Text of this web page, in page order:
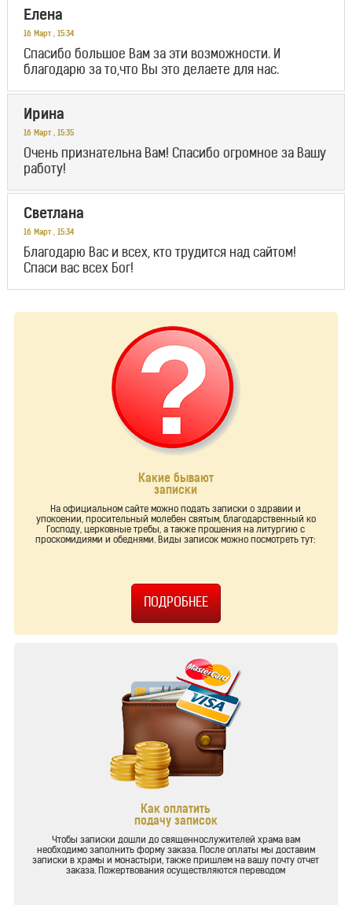
Елена
16 Март , 15:34
Спасибо большое Вам за эти возможности. И
благодарю за то,что Вы это делаете для нас.
Ирина
16 Март , 15:35
Очень признательна Вам! Спасибо огромное за Вашу
работу!
Светлана
16 Март , 15:34
Благодарю Вас и всех, кто трудится над сайтом!
Спаси вас всех Бог!
Какие бывают
записки
На официальном сайте можно подать записки о здравии и
упокоении, просительный молебен святым, благодарственный ко
Господу, церковные требы, а также прошения на литургию с
проскомидиями и обеднями. Виды записок можно посмотреть тут:
Как оплатить
подачу записок
Чтобы записки дошли до священнослужителей храма вам
необходимо заполнить форму заказа. После оплаты мы доставим
записки в храмы и монастыри, также пришлем на вашу почту отчет
заказа. Пожертвования осуществляются переводом